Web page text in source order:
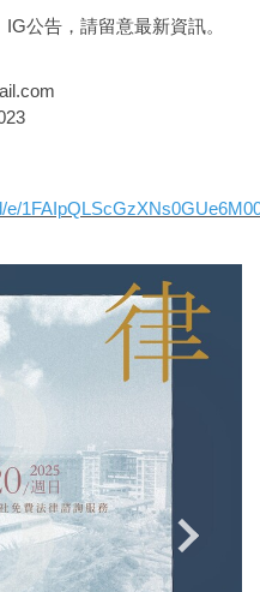
公告，請留意最新資訊。
e/